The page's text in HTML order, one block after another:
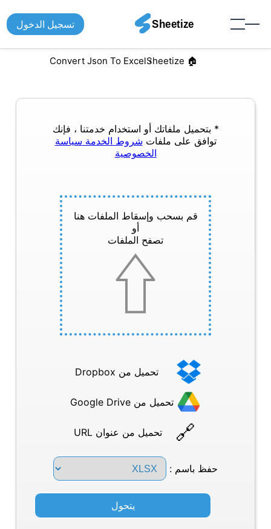
تسجيل الدخول
🏠︎ Sheetize
Convert Json To Excel
* بتحميل ملفاتك أو استخدام خدمتنا ، فإنك
توافق على ملفات شروط الخدمة سياسة
الخصوصية
قم بسحب وإسقاط الملفات هنا
أو
تصفح الملفات
تحميل من Dropbox
تحميل من Google Drive
تحميل من عنوان URL
حفظ باسم :
يتحول